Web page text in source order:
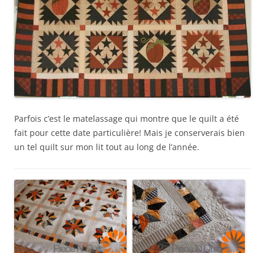
Parfois c’est le matelassage qui montre que le quilt a été
fait pour cette date particulière! Mais je conserverais bien
un tel quilt sur mon lit tout au long de l’année.